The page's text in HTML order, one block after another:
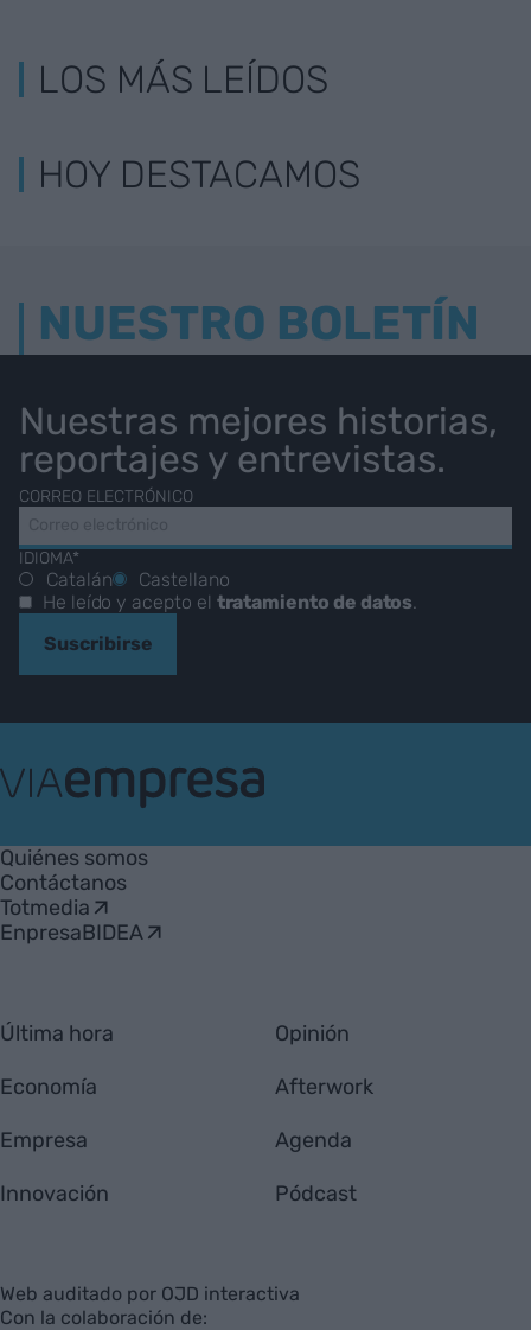
LOS MÁS LEÍDOS
HOY DESTACAMOS
NUESTRO BOLETÍN
Nuestras mejores historias,
reportajes y entrevistas.
CORREO ELECTRÓNICO
IDIOMA*
Catalán
Castellano
He leído y acepto el tratamiento de datos
Suscribirse
Empresa
Quiénes somos
Contáctanos
Totmedia
EnpresaBIDEA
Última hora
Economía
Empresa
Innovación
Opinión
Afterwork
Agenda
Pódcast
Web auditado por OJD interactiva
Con la colaboración de: